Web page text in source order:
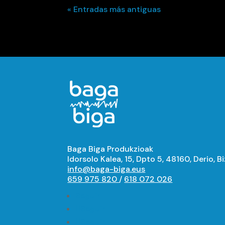
« Entradas más antiguas
Baga Biga Produkzioak
Idorsolo Kalea, 15, Dpto 5, 48160, Derio,
info@baga-biga.eus
659 975 820/ 618 072 026